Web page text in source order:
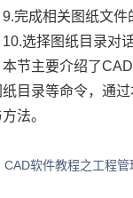
9.完成相关图纸文件
10.选择图纸目录对
本节主要介绍了
纸目录等命令，通
法。
CAD软件教程之工程